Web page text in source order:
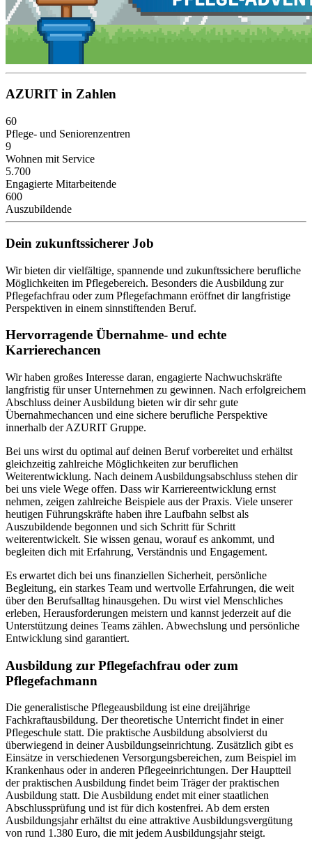
AZURIT in Zahlen
60
Pflege- und Seniorenzentren
9
Wohnen mit Service
5.700
Engagierte Mitarbeitende
600
Auszubildende
Dein zukunftssicherer Job
Wir bieten dir vielfältige, spannende und zukunftssichere berufliche
Möglichkeiten im Pflegebereich. Besonders die Ausbildung zur
Pflegefachfrau oder zum Pflegefachmann eröffnet dir langfristige
Perspektiven in einem sinnstiftenden Beruf.
Hervorragende Übernahme- und echte
Karrierechancen
Wir haben großes Interesse daran, engagierte Nachwuchskräfte
langfristig für unser Unternehmen zu gewinnen. Nach erfolgreichem
Abschluss deiner Ausbildung bieten wir dir sehr gute
Übernahmechancen und eine sichere berufliche Perspektive
innerhalb der AZURIT Gruppe.
Bei uns wirst du optimal auf deinen Beruf vorbereitet und erhältst
gleichzeitig zahlreiche Möglichkeiten zur beruflichen
Weiterentwicklung. Nach deinem Ausbildungsabschluss stehen dir
bei uns viele Wege offen. Dass wir Karriereentwicklung ernst
nehmen, zeigen zahlreiche Beispiele aus der Praxis. Viele unserer
heutigen Führungskräfte haben ihre Laufbahn selbst als
Auszubildende begonnen und sich Schritt für Schritt
weiterentwickelt. Sie wissen genau, worauf es ankommt, und
begleiten dich mit Erfahrung, Verständnis und Engagement.
Es erwartet dich bei uns finanziellen Sicherheit, persönliche
Begleitung, ein starkes Team und wertvolle Erfahrungen, die weit
über den Berufsalltag hinausgehen. Du wirst viel Menschliches
erleben, Herausforderungen meistern und kannst jederzeit auf die
Unterstützung deines Teams zählen. Abwechslung und persönliche
Entwicklung sind garantiert.
Ausbildung zur Pflegefachfrau oder zum
Pflegefachmann
Die generalistische Pflegeausbildung ist eine dreijährige
Fachkraftausbildung. Der theoretische Unterricht findet in einer
Pflegeschule statt. Die praktische Ausbildung absolvierst du
überwiegend in deiner Ausbildungseinrichtung. Zusätzlich gibt es
Einsätze in verschiedenen Versorgungsbereichen, zum Beispiel im
Krankenhaus oder in anderen Pflegeeinrichtungen. Der Hauptteil
der praktischen Ausbildung findet beim Träger der praktischen
Ausbildung statt. Die Ausbildung endet mit einer staatlichen
Abschlussprüfung und ist für dich kostenfrei. Ab dem ersten
Ausbildungsjahr erhältst du eine attraktive Ausbildungsvergütung
von rund 1.380 Euro, die mit jedem Ausbildungsjahr steigt.